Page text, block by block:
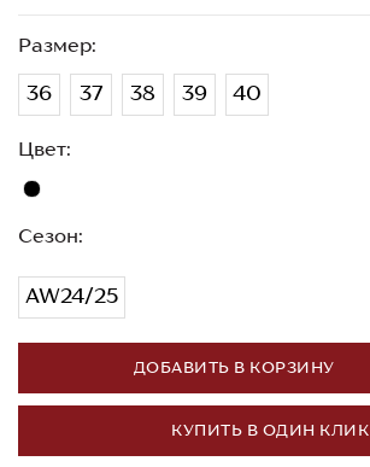
Размер:
36 37 38 39 40
Цвет:
Сезон:
AW24/25
ДОБАВИТЬ В КОРЗИНУ
КУПИТЬ В ОДИН КЛИК